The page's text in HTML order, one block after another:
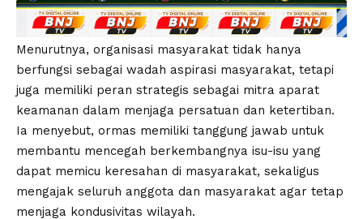
Menurutnya, organisasi masyarakat tidak hanya
berfungsi sebagai wadah aspirasi masyarakat, tetapi
juga memiliki peran strategis sebagai mitra aparat
keamanan dalam menjaga persatuan dan ketertiban.
Ia menyebut, ormas memiliki tanggung jawab untuk
membantu mencegah berkembangnya isu-isu yang
dapat memicu keresahan di masyarakat, sekaligus
mengajak seluruh anggota dan masyarakat agar tetap
menjaga kondusivitas wilayah.